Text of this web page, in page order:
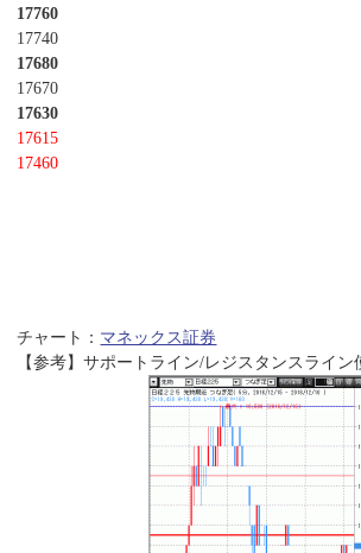
17760
17740
17680
17670
17630
17615
17460
チャート： マネックス証券
【参考】サポートライン/レジスタンスライン